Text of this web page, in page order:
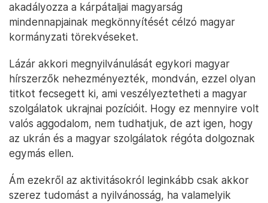
akadályozza a kárpátaljai magyarság
mindennapjainak megkönnyítését célzó magyar
kormányzati törekvéseket.
Lázár akkori megnyilvánulását egykori magyar
hírszerzők nehezményezték, mondván, ezzel olyan
titkot fecsegett ki, ami veszélyeztetheti a magyar
szolgálatok ukrajnai pozícióit. Hogy ez mennyire volt
valós aggodalom, nem tudhatjuk, de azt igen, hogy
az ukrán és a magyar szolgálatok régóta dolgoznak
egymás ellen.
Ám ezekről az aktivitásokról leginkább csak akkor
szerez tudomást a nyilvánosság, ha valamelyik